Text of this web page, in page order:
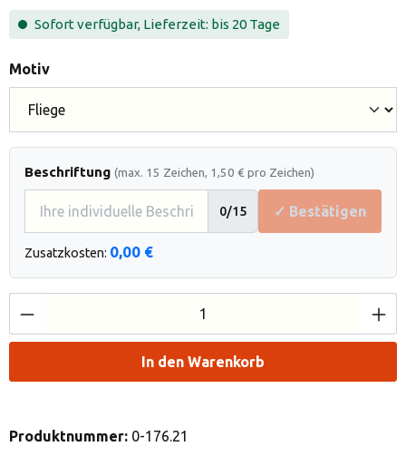
Sofort verfügbar, Lieferzeit: bis 20 Tage
Motivauswählen
Beschriftung (max. 15 Zeichen, 1,50 € pro Zeichen)
0/15 ✓ Bestätigen
Zusatzkosten: 0,00 €
Produkt Anzahl: Gib den gewünschten
In den Warenkorb
Produktnummer: 0-176.21